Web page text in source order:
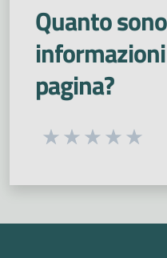
Quanto
pagina?
Seleziona una